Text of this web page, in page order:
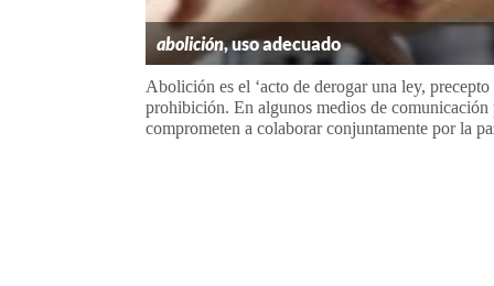
abolición, uso adecuado
Abolición es el ‘acto de derogar una ley,
prohibición. En algunos medios de
comprometen a colaborar conjuntamente por la